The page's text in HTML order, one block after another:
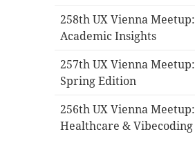
258th UX Vienna Meetup:
Academic Insights
257th UX Vienna Meetup:
Spring Edition
256th UX Vienna Meetup:
Healthcare & Vibecoding